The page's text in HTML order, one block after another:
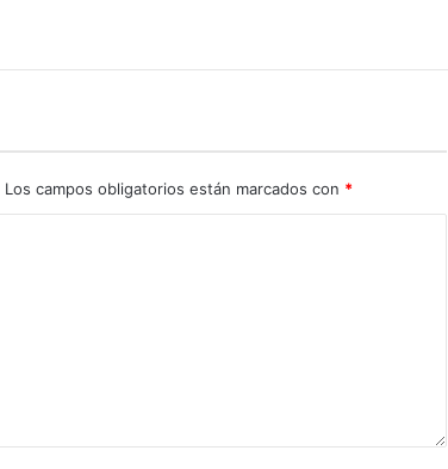
Los campos obligatorios están marcados con *